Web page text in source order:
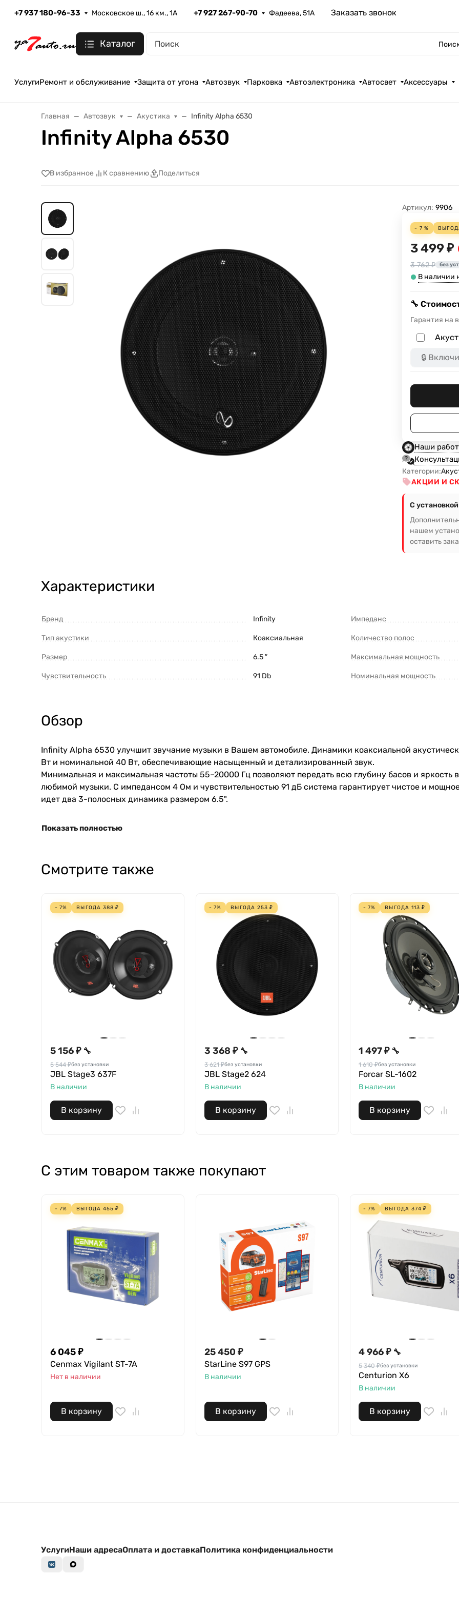
+7 937 180-96-33 Московское ш., 16 км., 1А +7 927 267-90-70 Фадеева, 51А Заказать звонок
Каталог
УслугиРемонт и обслуживание Защита от угона Автозвук Парковка Автоэлектроника Автосвет Аксессуары
Главная Автозвук Акустика Infinity Alpha 6530
Infinity Alpha 6530
В избранное К сравнению Поделиться
Артикул: 9906
- 7 %
3 499 ₽
3 762 ₽ без
В наличии
🔧
Гарантия на
Наши
Категории:
АКЦИИ И
С
нашем
оставить
Характеристики
Бренд Infinity
Тип акустики Коаксиальная
Размер 6.5 ″
Чувствительность 91 Db
Импеданс
Количество полос
Максимальная мощность
Номинальная мощность
Обзор
Infinity Alpha 6530 улучшит звучание музыки в Вашем автомобиле. Динамики коаксиальной
Вт и номинальной 40 Вт, обеспечивающие насыщенный и детализированный звук.
Минимальная и максимальная частоты 55–20000 Гц позволяют передать всю глубину басов и яркость
любимой музыки. С импедансом 4 Ом и чувствительностью 91 дБ система гарантирует чистое и
идет два 3-полосных динамика размером 6.5".
Показать полностью
Смотрите также
- 7% ВЫГОДА 388 ₽
5 156 ₽ 🔧
5 544 ₽без установки
JBL Stage3 637F
В наличии
В корзину
- 7% ВЫГОДА 253 ₽
3 368 ₽ 🔧
3 621 ₽без установки
JBL Stage2 624
В наличии
В корзину
- 7% ВЫГОДА 113 ₽
1 497 ₽ 🔧
1 610 ₽без установки
Forcar SL-1602
В наличии
В корзину
С этим товаром также покупают
- 7% ВЫГОДА 455 ₽
6 045 ₽
Cenmax Vigilant ST-7A
Нет в наличии
В корзину
25 450 ₽
StarLine S97 GPS
В наличии
В корзину
- 7% ВЫГОДА 374 ₽
4 966 ₽ 🔧
5 340 ₽без установки
Centurion X6
В наличии
В корзину
УслугиНаши адресаОплата и доставкаПолитика конфиденциальности